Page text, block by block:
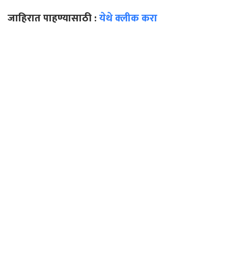
जाहिरात पाहण्यासाठी :येथे क्लीक करा